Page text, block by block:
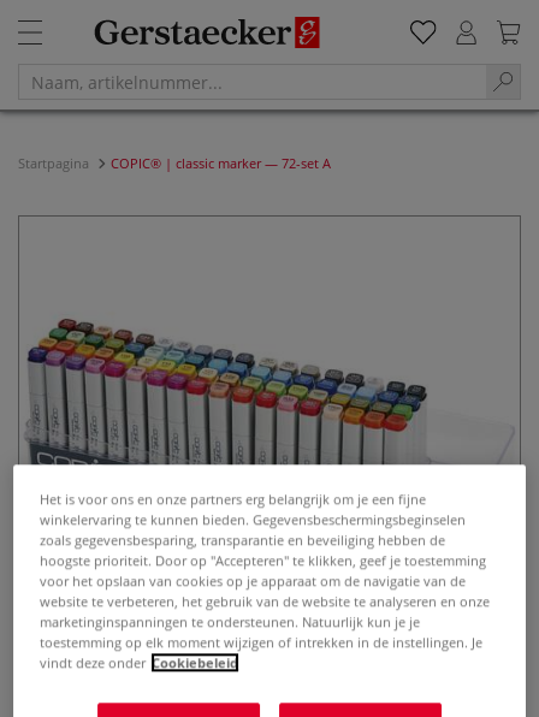
Startpagina COPIC® | classic marker — 72-set A
Het is voor ons en onze partners erg belangrijk om je een fijne
winkelervaring te kunnen bieden. Gegevensbeschermingsbeginselen
zoals gegevensbesparing, transparantie en beveiliging hebben de
hoogste prioriteit. Door op "Accepteren" te klikken, geef je toestemming
voor het opslaan van cookies op je apparaat om de navigatie van de
website te verbeteren, het gebruik van de website te analyseren en onze
marketinginspanningen te ondersteunen. Natuurlijk kun je je
toestemming op elk moment wijzigen of intrekken in de instellingen. Je
vindt deze onder Cookiebeleid